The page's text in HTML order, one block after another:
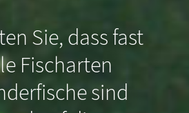
Sie, dass fast
Fischarten
sind